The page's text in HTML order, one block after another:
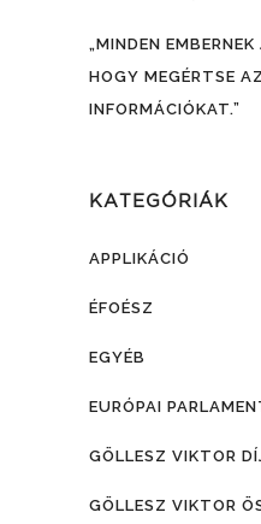
„MINDEN
HOGY MEGÉRTSE
INFORMÁCIÓKAT.”
KATEGÓRIÁK
APPLIKÁCIÓ
ÉFOÉSZ
EGYÉB
EURÓPAI
GÖLLESZ VIKTOR
GÖLLESZ VIKTOR